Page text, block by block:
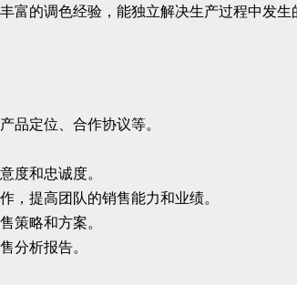
富的调色经验，能独立解决生产过程中发生
品定位、合作协议等。
度和忠诚度。
，提高团队的销售能力和业绩。
策略和方案。
分析报告。